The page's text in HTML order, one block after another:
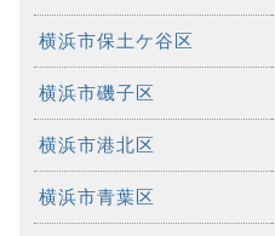
横浜市保土ケ谷区
横浜市磯子区
横浜市港北区
横浜市青葉区